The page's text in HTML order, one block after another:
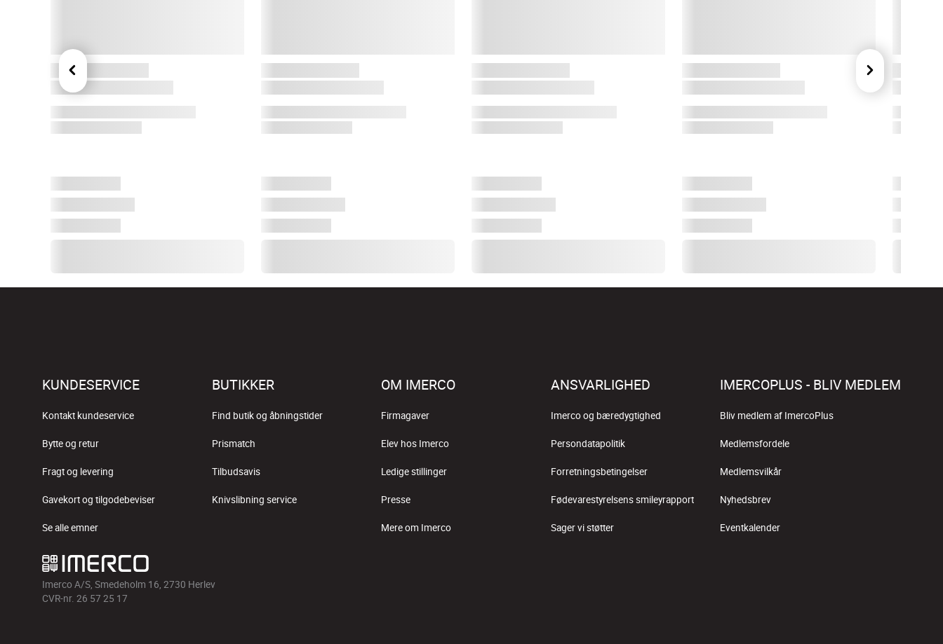
KUNDESERVICE
Kontakt kundeservice
Bytte og retur
Fragt og levering
Gavekort og tilgodebeviser
Se alle emner
BUTIKKER
Find butik og åbningstider
Prismatch
Tilbudsavis
Knivslibning service
OM IMERCO
Firmagaver
Elev hos Imerco
Ledige stillinger
Presse
Mere om Imerco
ANSVARLIGHED
Imerco og bæredygtighed
Persondatapolitik
Forretningsbetingelser
Fødevarestyrelsens smileyrapport
Sager vi støtter
IMERCOPLUS - BLIV MEDLEM
Bliv medlem af ImercoPlus
Medlemsfordele
Medlemsvilkår
Nyhedsbrev
Eventkalender
Imerco A/S, Smedeholm 16, 2730 Herlev
CVR-nr. 26 57 25 17